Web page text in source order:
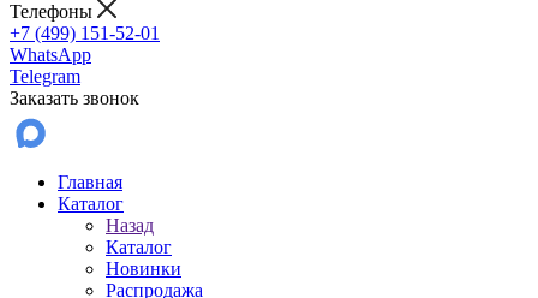
Телефоны
+7 (499) 151-52-01
WhatsApp
Telegram
Заказать звонок
Главная
Каталог
Назад
Каталог
Новинки
Распродажа